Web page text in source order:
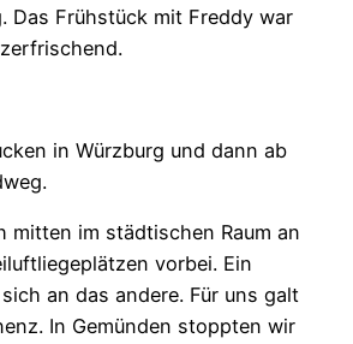
Das Frühstück mit Freddy war
in Würzburg und dann ab
mitten im städtischen Raum an
vorbei. Ein
an das andere. Für uns galt
In Gemünden stoppten wir